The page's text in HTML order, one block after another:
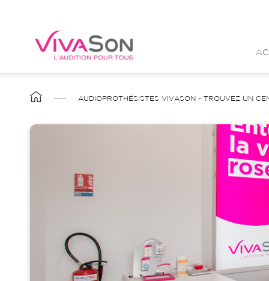
contenu
FIL
AUDIOPROTHÉSISTES VIVASON - TROUVEZ UN